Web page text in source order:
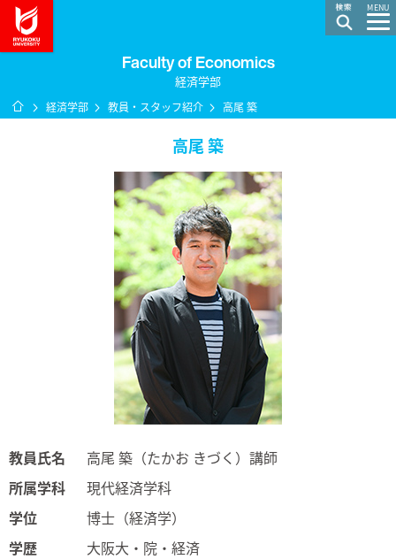
MENU
Faculty of Economics
経済学部
ホーム
経済学部 教員・スタッフ紹介 高尾 築
高尾 築
教員氏名
高尾 築（たかお きづく）講師
所属学科
現代経済学科
学位
博士（経済学）
学歴
大阪大・院・経済